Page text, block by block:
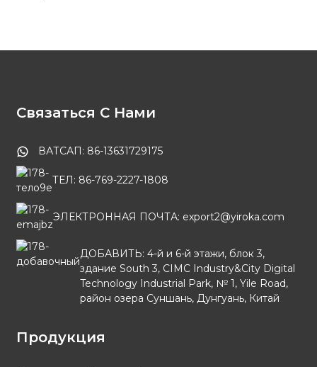
Связаться С Нами
ВАТСАП: 86-13631729175
ТЕЛ: 86-769-2227-1808
ЭЛЕКТРОННАЯ ПОЧТА: export2@yiroka.com
ДОБАВИТЬ: 4-й и 6-й этажи, блок 3,
здание South 3, CIMC Industry&City Digital
Technology Industrial Park, № 1, Yile Road,
район озера Суншань, Дунгуань, Китай
Продукция